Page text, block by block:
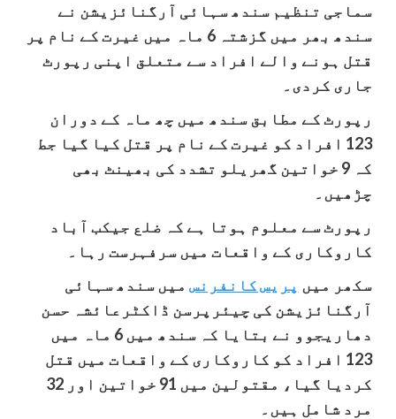
سماجی تنظیم سندھ سہائی آرگنائزیشن نے
سندھ بھر میں گزشتہ 6 ماہ میں غیرت کے نام پر
قتل ہونے والے افراد سے متعلق اپنی رپورٹ
جاری کردی۔
رپورٹ کے مطابق سندھ میں چھ ماہ کے دوران
123 افراد کو غیرت کے نام پر قتل کیا گیا جط
کہ 9 خواتین گھریلو تشدد کی بھینٹ بھی
چڑھیں۔
رپورٹ سے معلوم ہوتا ہے کہ ضلع جیکب آباد
کاروکاری کے واقعات میں سرفہرست رہا۔
سکھر میں پریس کانفرنس میں سندھ سہائی
آرگنائزیشن کی چیئرپرسن ڈاکٹرعائشہ حسن
دھاریجوو نے بتایا کہ سندھ میں 6 ماہ میں
123 افراد کو کاروکاری کے واقعات میں قتل
کردیا گیا، مقتولین میں 91 خواتین اور 32
مرد شامل ہیں۔